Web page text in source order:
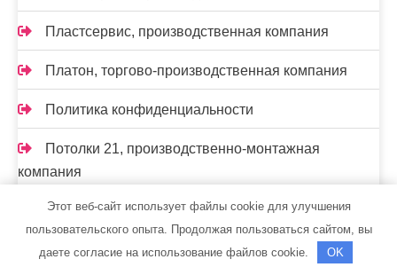
Пластсервис, производственная компания
Платон, торгово-производственная компания
Политика конфиденциальности
Потолки 21, производственно-монтажная
компания
Прогресспласт, торгово-монтажная компания
Производственно-ремонтная компания,
Этот веб-сайт использует файлы cookie для улучшения
пользовательского опыта. Продолжая пользоваться сайтом, вы
даете согласие на использование файлов cookie.
OK